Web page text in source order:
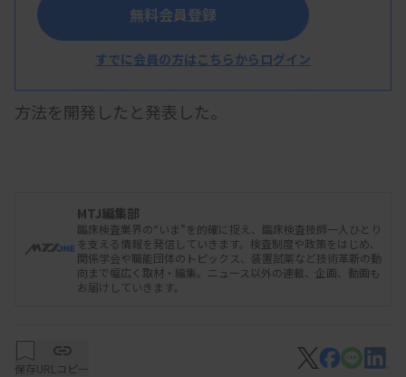
島津製作所と聖路加国際大学はこのほど、乳酸や
アラニンなどの血中代謝物の計測データから非アル
コール性脂肪性肝疾患（NAFLD）の発症を予測する
方法を開発したと発表した。
共同研究を進め、聖路加国際病院附属クリニックの
人間ドック受診者の臨床データ、血液検体から、発
症予測可能なシステムを開発した。今後は同技術の
実用化を進め、さらに生活習慣病の包括的発症予測
無料会員登録
すでに会員の方はこちらからログイン
MTJ編集部
臨床検査業界の“いま”を的確に捉え、臨床検査技師一人ひとり
を支える情報を発信していきます。検査制度や政策をはじめ、
関係学会や職能団体のトピックス、装置試薬など技術革新の動
向まで幅広く取材・編集。ニュース以外の連載、企画、動画も
お届けしていきます。
保存URLコピー